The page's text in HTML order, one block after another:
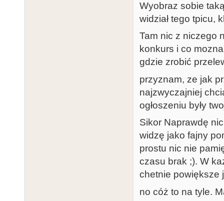
Wyobraz sobie
widział tego tpicu,
Tam nic z niczego
konkurs i co
gdzie zrobić
przyznam, ze jak
najzwyczajniej
ogłoszeniu były
Sikor Naprawdę
widzę jako fajny
prostu nic nie
czasu brak ;). W
chetnie powiększe
no cóż to na tyle.